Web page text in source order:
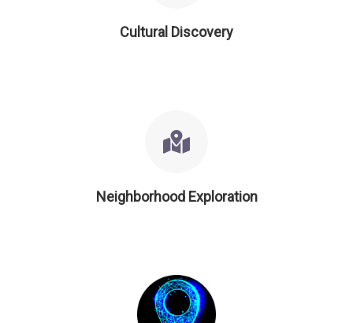
Cultural Discovery
Neighborhood Exploration